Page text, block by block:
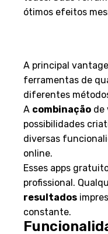
ótimos efeitos
A principal
ferramentas de
diferentes
A combinação de
possibilidades
diversas
online.
Esses apps
profissional.
resultados
constante.